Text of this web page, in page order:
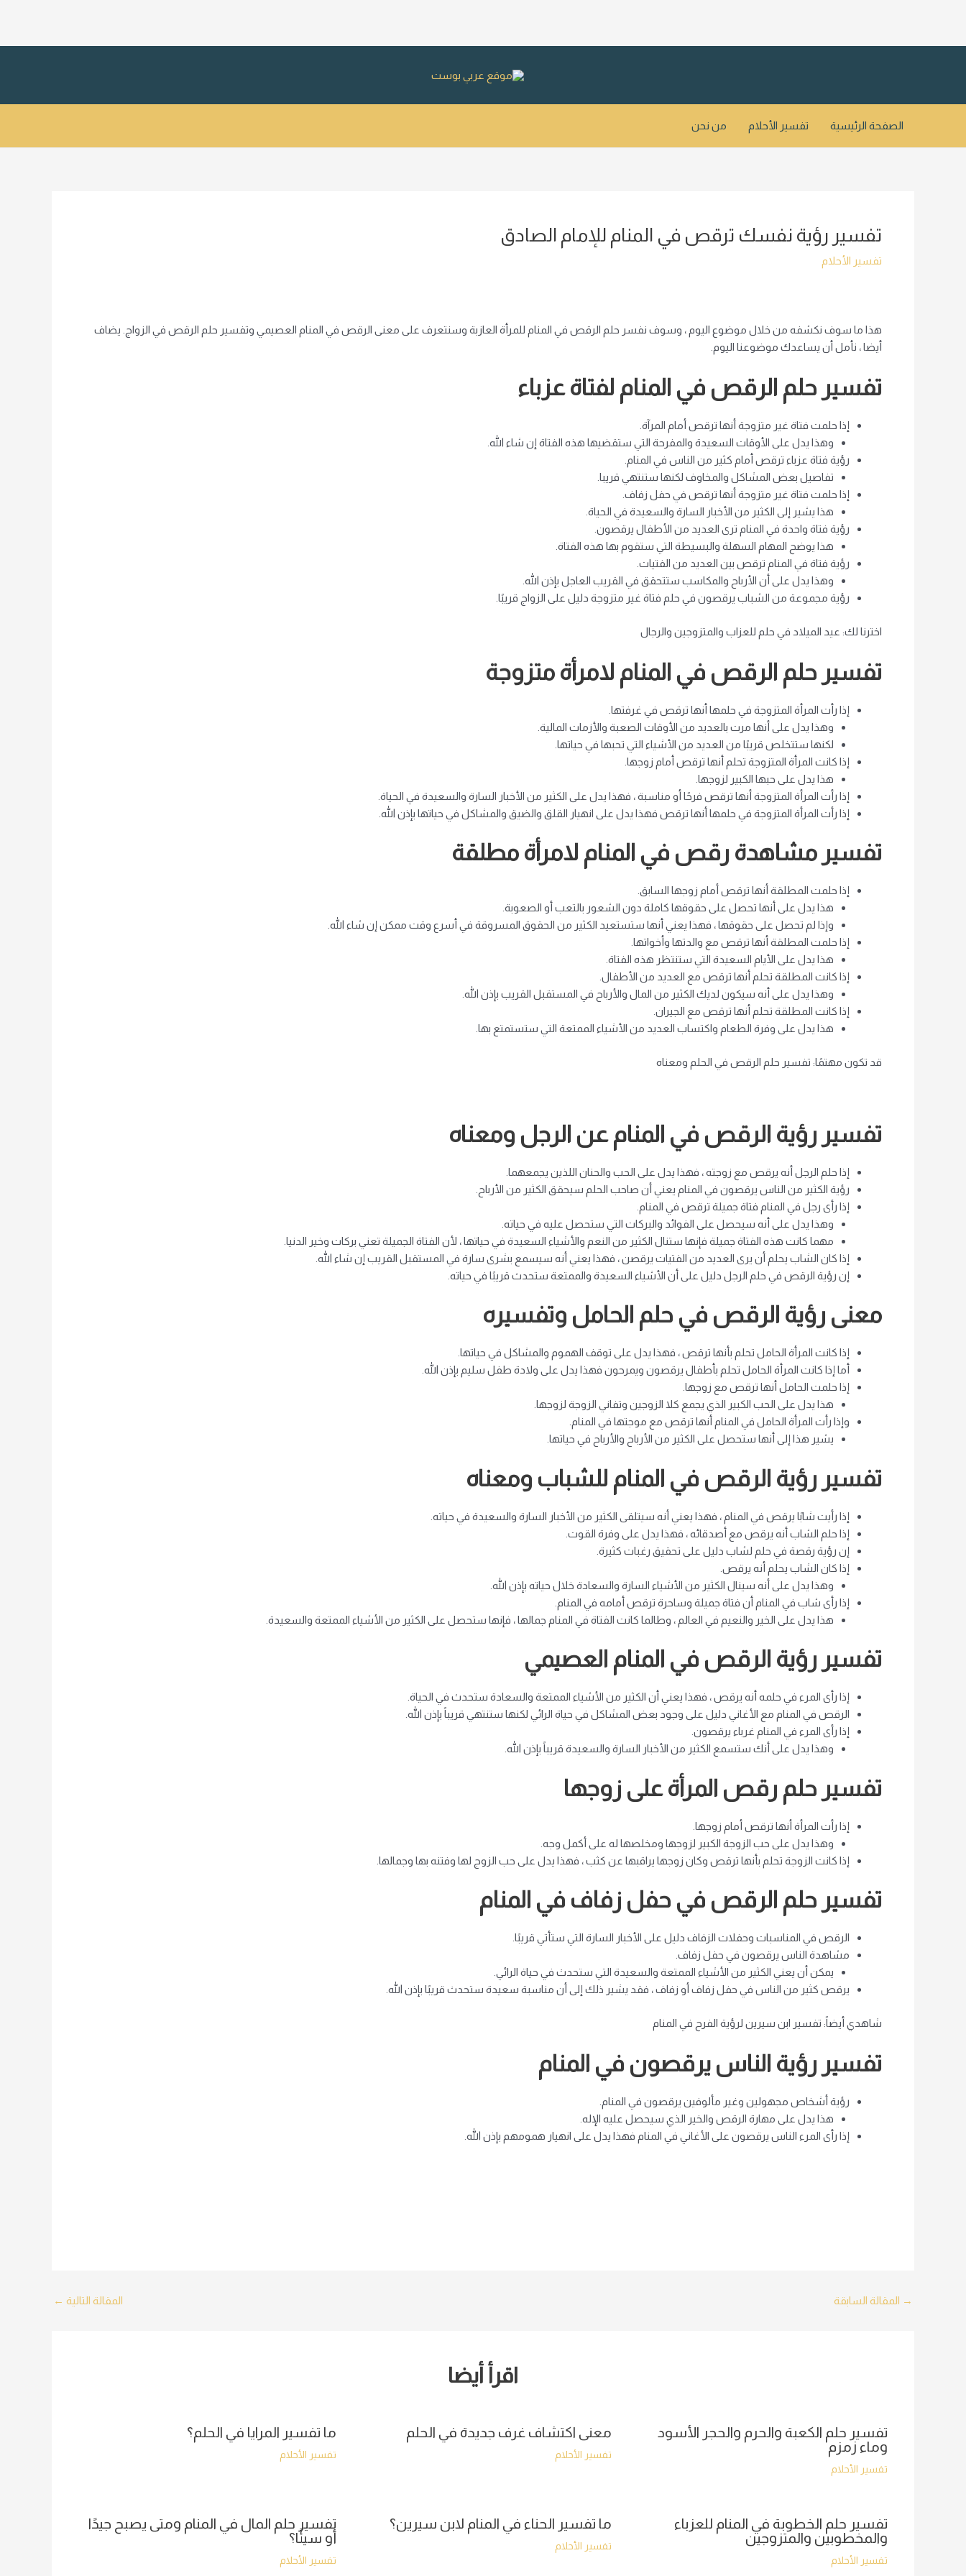
الصفحة الرئيسية تفسير الأحلام من نحن
تفسير رؤية نفسك ترقص في المنام للإمام الصادق
تفسير الأحلام
هذا ما سوف نكشفه من خلال موضوع اليوم ، وسوف نفسر حلم الرقص في المنام للمرأة العازبة وسنتعرف على معنى الرقص في المنام العصيمي وتفسير حلم الرقص في الزواج. يضاف
أيضا ، نأمل أن يساعدك موضوعنا اليوم.
تفسير حلم الرقص في المنام لفتاة عزباء
إذا حلمت فتاة غير متزوجة أنها ترقص أمام المرآة.
وهذا يدل على الأوقات السعيدة والمفرحة التي ستقضيها هذه الفتاة إن شاء الله.
رؤية فتاة عزباء ترقص أمام كثير من الناس في المنام.
تفاصيل بعض المشاكل والمخاوف لكنها ستنتهي قريبا.
إذا حلمت فتاة غير متزوجة أنها ترقص في حفل زفاف.
هذا يشير إلى الكثير من الأخبار السارة والسعيدة في الحياة.
رؤية فتاة واحدة في المنام ترى العديد من الأطفال يرقصون.
هذا يوضح المهام السهلة والبسيطة التي ستقوم بها هذه الفتاة.
رؤية فتاة في المنام ترقص بين العديد من الفتيات.
وهذا يدل على أن الأرباح والمكاسب ستتحقق في القريب العاجل بإذن الله.
رؤية مجموعة من الشباب يرقصون في حلم فتاة غير متزوجة دليل على الزواج قريبًا.
اخترنا لك: عيد الميلاد في حلم للعزاب والمتزوجين والرجال
تفسير حلم الرقص في المنام لامرأة متزوجة
إذا رأت المرأة المتزوجة في حلمها أنها ترقص في غرفتها.
وهذا يدل على أنها مرت بالعديد من الأوقات الصعبة والأزمات المالية.
لكنها ستتخلص قريبًا من العديد من الأشياء التي تحبها في حياتها.
إذا كانت المرأة المتزوجة تحلم أنها ترقص أمام زوجها.
هذا يدل على حبها الكبير لزوجها.
إذا رأت المرأة المتزوجة أنها ترقص فرحًا أو مناسبة ، فهذا يدل على الكثير من الأخبار السارة والسعيدة في الحياة.
إذا رأت المرأة المتزوجة في حلمها أنها ترقص فهذا يدل على انهيار القلق والضيق والمشاكل في حياتها بإذن الله.
تفسير مشاهدة رقص في المنام لامرأة مطلقة
إذا حلمت المطلقة أنها ترقص أمام زوجها السابق.
هذا يدل على أنها تحصل على حقوقها كاملة دون الشعور بالتعب أو الصعوبة.
وإذا لم تحصل على حقوقها ، فهذا يعني أنها ستستعيد الكثير من الحقوق المسروقة في أسرع وقت ممكن إن شاء الله.
إذا حلمت المطلقة أنها ترقص مع والدتها وأخواتها.
هذا يدل على الأيام السعيدة التي ستنتظر هذه الفتاة.
إذا كانت المطلقة تحلم أنها ترقص مع العديد من الأطفال.
وهذا يدل على أنه سيكون لديك الكثير من المال والأرباح في المستقبل القريب بإذن الله.
إذا كانت المطلقة تحلم أنها ترقص مع الجيران.
هذا يدل على وفرة الطعام واكتساب العديد من الأشياء الممتعة التي ستستمتع بها.
قد تكون مهتمًا: تفسير حلم الرقص في الحلم ومعناه
تفسير رؤية الرقص في المنام عن الرجل ومعناه
إذا حلم الرجل أنه يرقص مع زوجته ، فهذا يدل على الحب والحنان اللذين يجمعهما.
رؤية الكثير من الناس يرقصون في المنام يعني أن صاحب الحلم سيحقق الكثير من الأرباح.
إذا رأى رجل في المنام فتاة جميلة ترقص في المنام.
وهذا يدل على أنه سيحصل على الفوائد والبركات التي ستحصل عليه في حياته.
مهما كانت هذه الفتاة جميلة فإنها ستنال الكثير من النعم والأشياء السعيدة في حياتها ، لأن الفتاة الجميلة تعني بركات وخير الدنيا.
إذا كان الشاب يحلم أن يرى العديد من الفتيات يرقصن ، فهذا يعني أنه سيسمع بشرى سارة في المستقبل القريب إن شاء الله.
إن رؤية الرقص في حلم الرجل دليل على أن الأشياء السعيدة والممتعة ستحدث قريبًا في حياته.
معنى رؤية الرقص في حلم الحامل وتفسيره
إذا كانت المرأة الحامل تحلم بأنها ترقص ، فهذا يدل على توقف الهموم والمشاكل في حياتها.
أما إذا كانت المرأة الحامل تحلم بأطفال يرقصون ويمرحون فهذا يدل على ولادة طفل سليم بإذن الله.
إذا حلمت الحامل أنها ترقص مع زوجها.
هذا يدل على الحب الكبير الذي يجمع كلا الزوجين وتفاني الزوجة لزوجها.
وإذا رأت المرأة الحامل في المنام أنها ترقص مع موجتها في المنام.
يشير هذا إلى أنها ستحصل على الكثير من الأرباح والأرباح في حياتها.
تفسير رؤية الرقص في المنام للشباب ومعناه
إذا رأيت شابًا يرقص في المنام ، فهذا يعني أنه سيتلقى الكثير من الأخبار السارة والسعيدة في حياته.
إذا حلم الشاب أنه يرقص مع أصدقائه ، فهذا يدل على وفرة القوت.
إن رؤية رقصة في حلم لشاب دليل على تحقيق رغبات كثيرة.
إذا كان الشاب يحلم أنه يرقص.
وهذا يدل على أنه سينال الكثير من الأشياء السارة والسعادة خلال حياته بإذن الله.
إذا رأى شاب في المنام أن فتاة جميلة وساحرة ترقص أمامه في المنام.
هذا يدل على الخير والنعيم في العالم ، وطالما كانت الفتاة في المنام جمالها ، فإنها ستحصل على الكثير من الأشياء الممتعة والسعيدة.
تفسير رؤية الرقص في المنام العصيمي
إذا رأى المرء في حلمه أنه يرقص ، فهذا يعني أن الكثير من الأشياء الممتعة والسعادة ستحدث في الحياة.
الرقص في المنام مع الأغاني دليل على وجود بعض المشاكل في حياة الرائي لكنها ستنتهي قريباً بإذن الله.
إذا رأى المرء في المنام غرباء يرقصون.
وهذا يدل على أنك ستسمع الكثير من الأخبار السارة والسعيدة قريباً بإذن الله.
تفسير حلم رقص المرأة على زوجها
إذا رأت المرأة أنها ترقص أمام زوجها.
وهذا يدل على حب الزوجة الكبير لزوجها ومخلصها له على أكمل وجه.
إذا كانت الزوجة تحلم بأنها ترقص وكان زوجها يراقبها عن كثب ، فهذا يدل على حب الزوج لها وفتنه بها وجمالها.
تفسير حلم الرقص في حفل زفاف في المنام
الرقص في المناسبات وحفلات الزفاف دليل على الأخبار السارة التي ستأتي قريبًا.
مشاهدة الناس يرقصون في حفل زفاف.
يمكن أن يعني الكثير من الأشياء الممتعة والسعيدة التي ستحدث في حياة الرائي.
يرقص كثير من الناس في حفل زفاف أو زفاف ، فقد يشير ذلك إلى أن مناسبة سعيدة ستحدث قريبًا بإذن الله.
شاهدي أيضاً: تفسير ابن سيرين لرؤية الفرح في المنام
تفسير رؤية الناس يرقصون في المنام
رؤية أشخاص مجهولين وغير مألوفين يرقصون في المنام.
هذا يدل على مهارة الرقص والخير الذي سيحصل عليه الإله.
إذا رأى المرء الناس يرقصون على الأغاني في المنام فهذا يدل على انهيار همومهم بإذن الله.
Post
→ المقالة السابقة المقالة التالية ←
اقرأ أيضا
تفسير حلم الكعبة والحرم والحجر الأسود
وماء زمزم
تفسير الأحلام
معنى اكتشاف غرف جديدة في الحلم
تفسير الأحلام
ما تفسير المرايا في الحلم؟
تفسير الأحلام
تفسير حلم الخطوبة في المنام للعزباء
والمخطوبين والمتزوجين
تفسير الأحلام
ما تفسير الحناء في المنام لابن سيرين؟
تفسير الأحلام
تفسير حلم المال في المنام ومتى يصبح جيدًا
أو سيئًا؟
تفسير الأحلام